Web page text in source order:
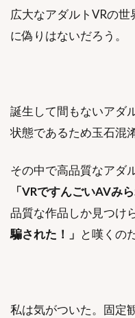
広大なアダルトVRの
に偽りはないだろう。
誕生して間もないアダ
状態であるため玉石混
その中で高品質なアダ
「VRですんごいAVみ
品質な作品しか見つけ
騙された！」 と嘆くの
私は気がついた。固定